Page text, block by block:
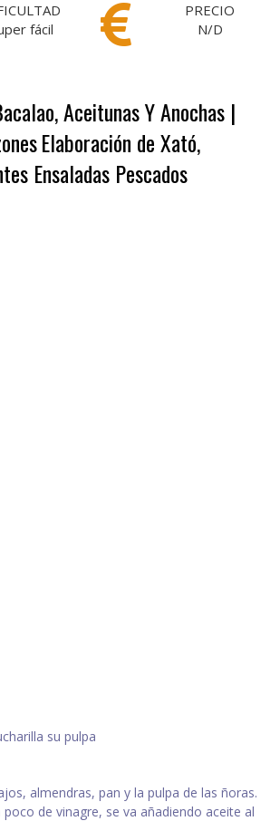
fácil
PRECIO
N/D
Aceitunas Y Anochas |
Elaboración de Xató,
Ensaladas Pescados
su pulpa
almendras, pan y la pulpa de las ñoras.
de vinagre, se va añadiendo aceite al